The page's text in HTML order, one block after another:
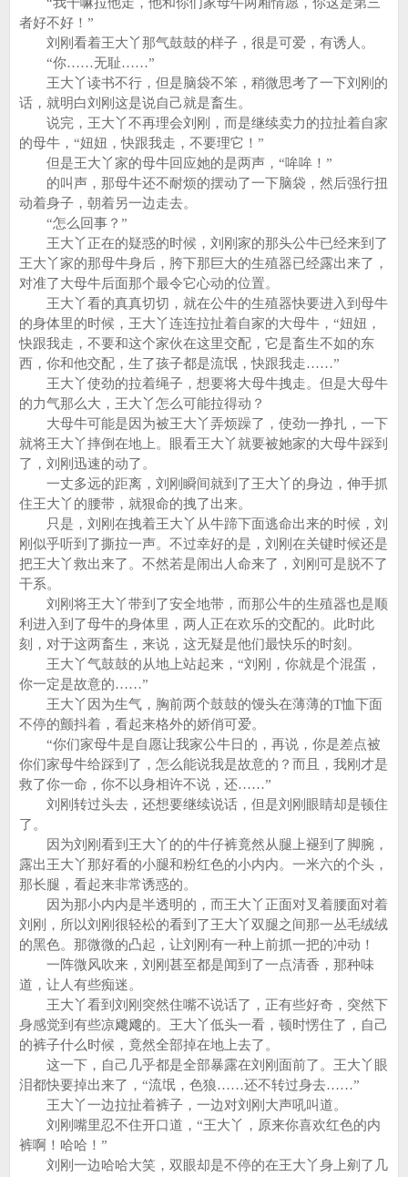
者好不好！”
刘刚看着王大丫那气鼓鼓的样子，很是可爱，有诱人。
“你……无耻……”
王大丫读书不行，但是脑袋不笨，稍微思考了一下刘刚的
话，就明白刘刚这是说自己就是畜生。
说完，王大丫不再理会刘刚，而是继续卖力的拉扯着自家
的母牛，“妞妞，快跟我走，不要理它！”
但是王大丫家的母牛回应她的是两声，“哞哞！”
的叫声，那母牛还不耐烦的摆动了一下脑袋，然后强行扭
动着身子，朝着另一边走去。
“怎么回事？”
王大丫正在的疑惑的时候，刘刚家的那头公牛已经来到了
王大丫家的那母牛身后，胯下那巨大的生殖器已经露出来了，
对准了大母牛后面那个最令它心动的位置。
王大丫看的真真切切，就在公牛的生殖器快要进入到母牛
的身体里的时候，王大丫连连拉扯着自家的大母牛，“妞妞，
快跟我走，不要和这个家伙在这里交配，它是畜生不如的东
西，你和他交配，生了孩子都是流氓，快跟我走……”
王大丫使劲的拉着绳子，想要将大母牛拽走。但是大母牛
的力气那么大，王大丫怎么可能拉得动？
大母牛可能是因为被王大丫弄烦躁了，使劲一挣扎，一下
就将王大丫摔倒在地上。眼看王大丫就要被她家的大母牛踩到
了，刘刚迅速的动了。
一丈多远的距离，刘刚瞬间就到了王大丫的身边，伸手抓
住王大丫的腰带，就狠命的拽了出来。
只是，刘刚在拽着王大丫从牛蹄下面逃命出来的时候，刘
刚似乎听到了撕拉一声。不过幸好的是，刘刚在关键时候还是
把王大丫救出来了。不然若是闹出人命来了，刘刚可是脱不了
干系。
刘刚将王大丫带到了安全地带，而那公牛的生殖器也是顺
利进入到了母牛的身体里，两人正在欢乐的交配的。此时此
刻，对于这两畜生，来说，这无疑是他们最快乐的时刻。
王大丫气鼓鼓的从地上站起来，“刘刚，你就是个混蛋，
你一定是故意的……”
王大丫因为生气，胸前两个鼓鼓的馒头在薄薄的T恤下面
不停的颤抖着，看起来格外的娇俏可爱。
“你们家母牛是自愿让我家公牛日的，再说，你是差点被
你们家母牛给踩到了，怎么能说我是故意的？而且，我刚才是
救了你一命，你不以身相许不说，还……”
刘刚转过头去，还想要继续说话，但是刘刚眼睛却是顿住
了。
因为刘刚看到王大丫的的牛仔裤竟然从腿上褪到了脚腕，
露出王大丫那好看的小腿和粉红色的小内内。一米六的个头，
那长腿，看起来非常诱惑的。
因为那小内内是半透明的，而王大丫正面对叉着腰面对着
刘刚，所以刘刚很轻松的看到了王大丫双腿之间那一丛毛绒绒
的黑色。那微微的凸起，让刘刚有一种上前抓一把的冲动！
一阵微风吹来，刘刚甚至都是闻到了一点清香，那种味
道，让人有些痴迷。
王大丫看到刘刚突然住嘴不说话了，正有些好奇，突然下
身感觉到有些凉飕飕的。王大丫低头一看，顿时愣住了，自己
的裤子什么时候，竟然全部掉在地上去了。
这一下，自己几乎都是全部暴露在刘刚面前了。王大丫眼
泪都快要掉出来了，“流氓，色狼……还不转过身去……”
王大丫一边拉扯着裤子，一边对刘刚大声吼叫道。
刘刚嘴里忍不住开口道，“王大丫，原来你喜欢红色的内
裤啊！哈哈！”
刘刚一边哈哈大笑，双眼却是不停的在王大丫身上剜了几